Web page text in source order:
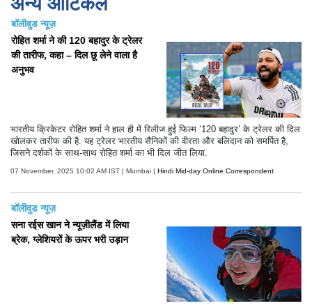
बॉलीवुड न्यूज़
रोहित शर्मा ने की 120 बहादुर के ट्रेलर
की तारीफ, कहा – दिल छू लेने वाला है
अनुभव
भारतीय क्रिकेटर रोहित शर्मा ने हाल ही में रिलीज हुई फिल्म ‘120 बहादुर’ के ट्रेलर की दिल
खोलकर तारीफ की है. यह ट्रेलर भारतीय सैनिकों की वीरता और बलिदान को समर्पित है,
जिसने दर्शकों के साथ-साथ रोहित शर्मा का भी दिल जीत लिया.
07 November, 2025 10:02 AM IST | Mumbai | Hindi Mid-day Online Correspondent
बॉलीवुड न्यूज़
सना रईस खान ने न्यूज़ीलैंड में लिया
ब्रेक, ग्लेशियरों के ऊपर भरी उड़ान